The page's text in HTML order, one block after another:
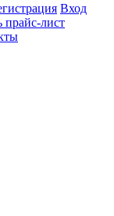
Вход
прайс-лист